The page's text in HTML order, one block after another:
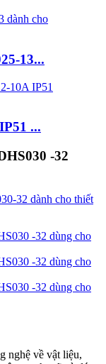
13...
...
-32
nghệ về vật liệu,